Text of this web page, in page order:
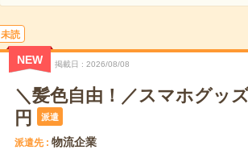
未読
NEW 掲載日 2026/08/08
＼髪色自由！／スマホグッ
円
派遣
派遣先 物流企業